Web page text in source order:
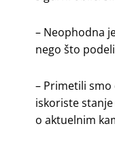
– Neophodna
nego što
– Primetili smo
iskoriste
o aktuelnim